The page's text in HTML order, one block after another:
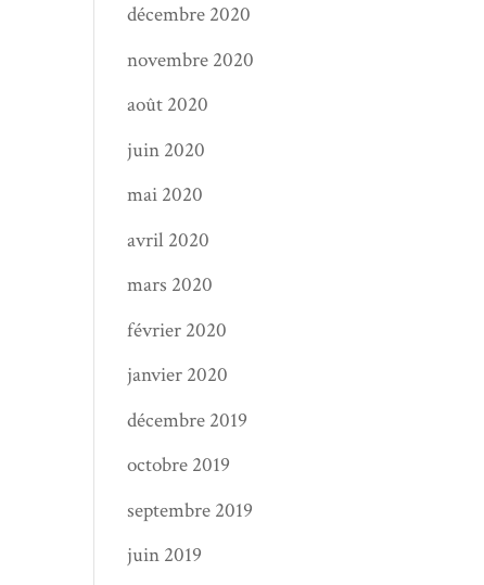
décembre 2020
novembre 2020
août 2020
juin 2020
mai 2020
avril 2020
mars 2020
février 2020
janvier 2020
décembre 2019
octobre 2019
septembre 2019
juin 2019